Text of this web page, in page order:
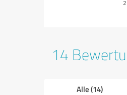
14
Alle (14)